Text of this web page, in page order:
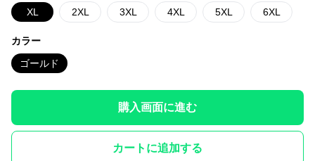
XL 2XL 3XL 4XL 5XL 6XL
カラー
ゴールド
購入画面に進む
カートに追加する